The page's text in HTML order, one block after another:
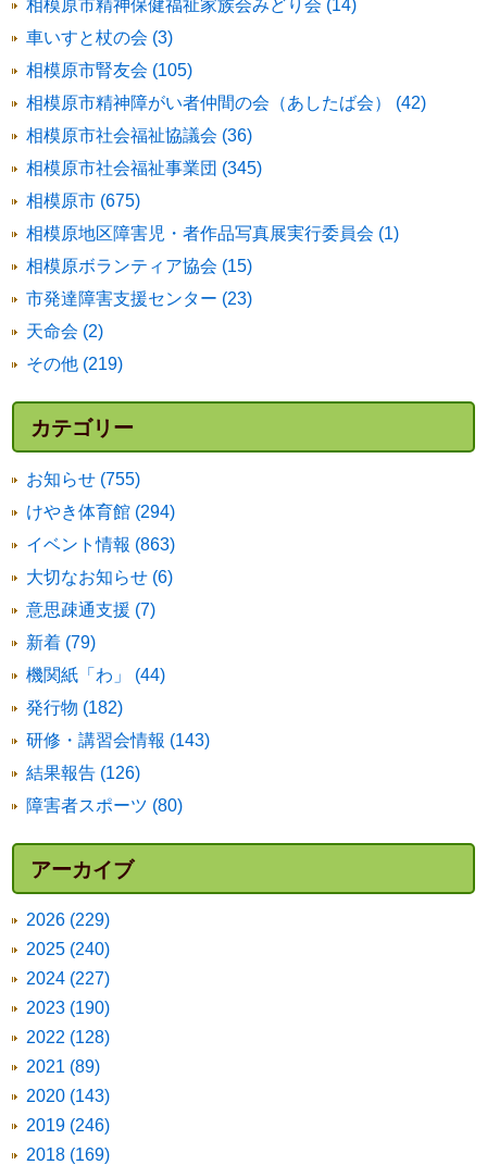
相模原市精神保健福祉家族会みどり会 (14)
車いすと杖の会 (3)
相模原市腎友会 (105)
相模原市精神障がい者仲間の会（あしたば会） (42)
相模原市社会福祉協議会 (36)
相模原市社会福祉事業団 (345)
相模原市 (675)
相模原地区障害児・者作品写真展実行委員会 (1)
相模原ボランティア協会 (15)
市発達障害支援センター (23)
天命会 (2)
その他 (219)
カテゴリー
お知らせ (755)
けやき体育館 (294)
イベント情報 (863)
大切なお知らせ (6)
意思疎通支援 (7)
新着 (79)
機関紙「わ」 (44)
発行物 (182)
研修・講習会情報 (143)
結果報告 (126)
障害者スポーツ (80)
アーカイブ
2026 (229)
2025 (240)
2024 (227)
2023 (190)
2022 (128)
2021 (89)
2020 (143)
2019 (246)
2018 (169)